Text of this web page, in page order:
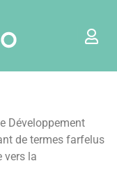
Développement
de termes farfelus
vers la